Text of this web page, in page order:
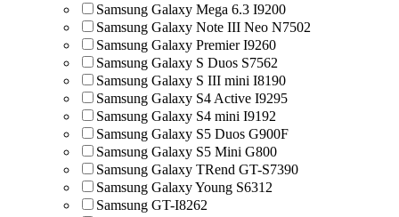
Samsung Galaxy Mega 6.3 I9200
Samsung Galaxy Note III Neo N7502
Samsung Galaxy Premier I9260
Samsung Galaxy S Duos S7562
Samsung Galaxy S III mini I8190
Samsung Galaxy S4 Active I9295
Samsung Galaxy S4 mini I9192
Samsung Galaxy S5 Duos G900F
Samsung Galaxy S5 Mini G800
Samsung Galaxy TRend GT-S7390
Samsung Galaxy Young S6312
Samsung GT-I8262